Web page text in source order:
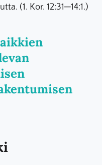
(1. Kor. 12:31─14:1.)